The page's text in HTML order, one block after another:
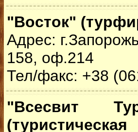
"Восток"
Адрес:
158, оф.214
Тел/факс: +38
"Всесвит